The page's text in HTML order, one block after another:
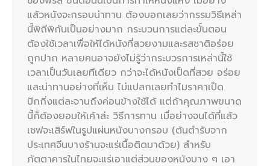
แล้วหนังจะกรอบน่าทาน ต้องบอกเลยว่ากรรมวิธีเหล่า
นี้พิถีพิกันเป็นอย่างมาก กระบวนการแต่ละขั้นตอน
ต้องใช้เวลาเพื่อให้ได้หนังที่สวยงามและรสชาติอร่อย
ถูกปาก หลายคนอาจยังไม่รู้ว่ากระบวรการเหล่านี้ใช้
เวลาเป็นวันเลยทีเดียว กว่าจะได้หนังเป็ดที่สวย อร่อย
และน่าทานอย่างที่เห็น ไม่แปลกเลยทำไมราคาเป็ด
ปักกิ่งแต่ละจานถึงค่อนข้างใช้ได้ แต่ถ้าคุณภาพขนาด
นี้ก็ต้องยอมให้เค้าล่ะ วิธีการทาน เมื่อย่างจนได้ที่แล้ว
เชฟจะเสิร์ฟในรูปแผ่นหนังบางกรอบ (ต้นตำรับจาก
ประเทศจีนบางร้านจะแร่เนื้อติดมาด้วย) สำหรับ
ภัตตาคารในไทยจะแร่เอาแต่ส่วนของหนังบาง ๆ เอา